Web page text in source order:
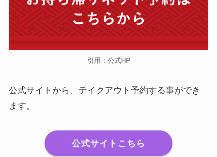
引用：公式HP
公式サイトから、テイクアウト予約する事ができ
ます。
公式サイトこちら